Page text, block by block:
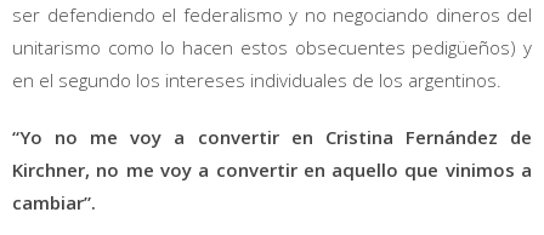
ser defendiendo el federalismo y no negociando dineros del
unitarismo como lo hacen estos obsecuentes pedigüeños) y
en el segundo los intereses individuales de los argentinos.
“Yo no me voy a convertir en Cristina Fernández de
Kirchner, no me voy a convertir en aquello que vinimos a
cambiar”.